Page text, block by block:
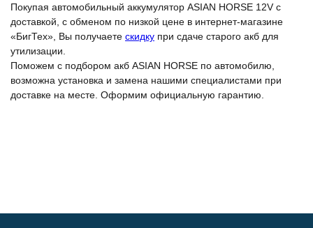
Покупая автомобильный аккумулятор ASIAN HORSE 12V с
доставкой, с обменом по низкой цене в интернет-магазине
«БигТех», Вы получаете скидку при сдаче старого акб для
утилизации.
Поможем с подбором акб ASIAN HORSE по автомобилю,
возможна установка и замена нашими специалистами при
доставке на месте. Оформим официальную гарантию.